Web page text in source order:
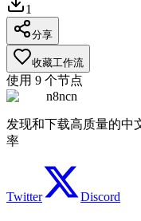
1
分享
收藏工作流
使用 9 个节点
n8ncn
发现和下载高质量的中
率
Twitter Discord